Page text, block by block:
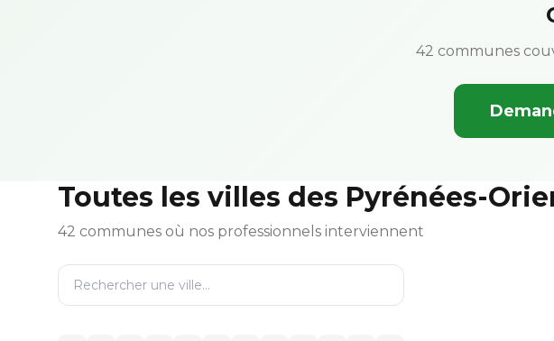
42 communes
Toutes les villes des Pyrénées-
42 communes où nos professionnels interviennent